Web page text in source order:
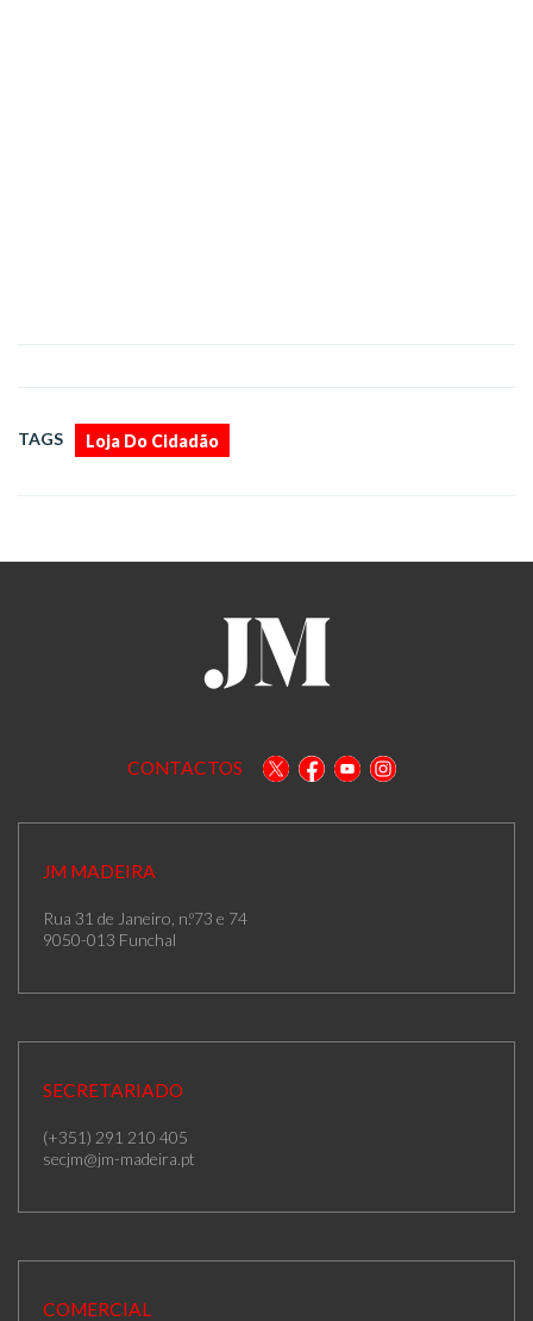
TAGS Loja Do Cidadão
CONTACTOS
JM MADEIRA
Rua 31 de Janeiro, n.º73 e 74
9050-013 Funchal
SECRETARIADO
(+351) 291 210 405
secjm@jm-madeira.pt
COMERCIAL